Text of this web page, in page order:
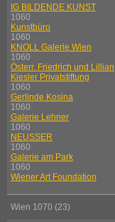
IG BILDENDE KUNST
1060
Kunstbüro
1060
KNOLL Galerie Wien
1060
Österr. Friedrich und Lillian
Kiesler Privatstiftung
1060
Gerlinde Kosina
1060
Galerie Lehner
1060
NEUSSER
1060
Galerie am Park
1060
Wiener Art Foundation
Wien 1070 (23)